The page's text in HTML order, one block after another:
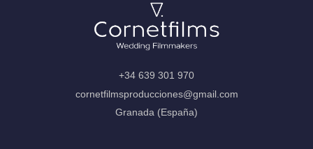
+34 639 301 970
cornetfilmsproducciones@gmail.com
Granada (España)